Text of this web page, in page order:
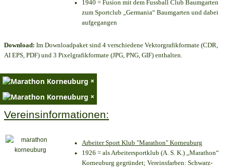
1940 = Fusion mit dem Fussball Club Baumgarten
zum Sportclub „Germania“ Baumgarten und dabei
aufgegangen
Download: Im Downloadpaket sind 4 verschiedene Vektorgrafikformate (CDR,
AI EPS, PDF) und 3 Pixelgrafikformate (JPG, PNG, GIF) enthalten.
×
×
Vereinsinformationen:
Arbeiter Sport Klub "Marathon" Korneuburg
1926 = als Arbeitersportklub (A. S. K.) „Marathon“
Korneuburg gegründet; Vereinsfarben: Schwarz-